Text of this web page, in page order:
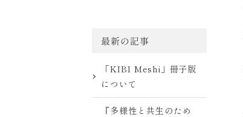
最新の記事
「KIBI Meshi」冊子版
について
『多様性と共生のため